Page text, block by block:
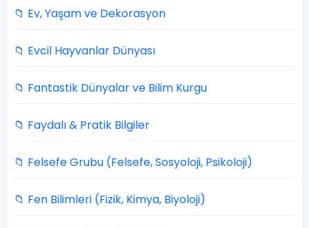
📁 Ev, Yaşam ve Dekorasyon
📁 Evcil Hayvanlar Dünyası
📁 Fantastik Dünyalar ve Bilim Kurgu
📁 Faydalı & Pratik Bilgiler
📁 Felsefe Grubu (Felsefe, Sosyoloji, Psikoloji)
📁 Fen Bilimleri (Fizik, Kimya, Biyoloji)